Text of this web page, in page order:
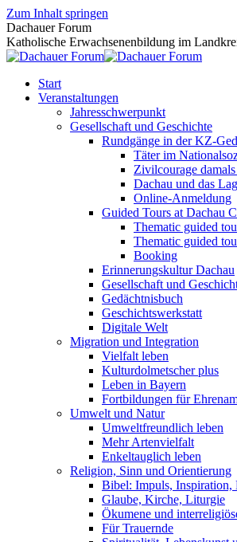
Zum Inhalt springen
Dachauer Forum
Katholische Erwachsenenbildung im
Start
Veranstaltungen
Jahresschwerpunkt
Gesellschaft und Geschichte
Rundgänge in der KZ-
Täter im
Zivilcourage
Dachau und das
Online-Anmeldung
Guided Tours at Dachau
Thematic guided
Thematic guided
Booking
Erinnerungskultur Dachau
Gesellschaft und
Gedächtnisbuch
Geschichtswerkstatt
Digitale Welt
Migration und Integration
Vielfalt leben
Kulturdolmetscher plus
Leben in Bayern
Fortbildungen für
Umwelt und Natur
Umweltfreundlich leben
Mehr Artenvielfalt
Enkeltauglich leben
Religion, Sinn und Orientierung
Bibel: Impuls, Inspiration,
Glaube, Kirche, Liturgie
Ökumene und
Für Trauernde